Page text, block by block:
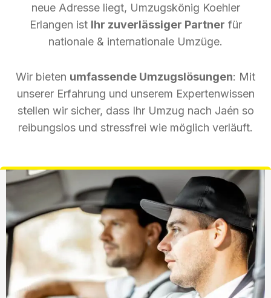
neue Adresse liegt, Umzugskönig Koehler
Erlangen ist Ihr zuverlässiger Partner für
nationale & internationale Umzüge.
Wir bieten umfassende Umzugslösungen: Mit
unserer Erfahrung und unserem Expertenwissen
stellen wir sicher, dass Ihr Umzug nach Jaén so
reibungslos und stressfrei wie möglich verläuft.